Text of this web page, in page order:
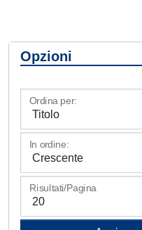
Opzioni
Ordina per:
In ordine:
Risultati/Pagina